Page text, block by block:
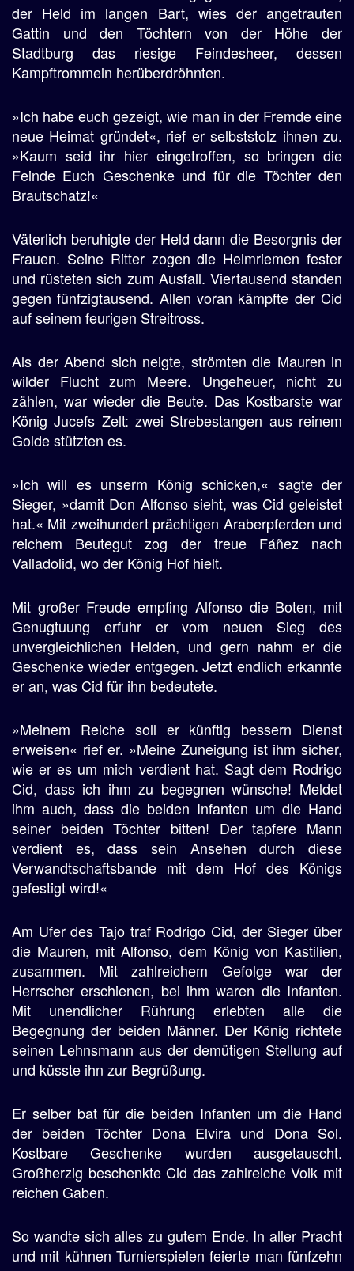
der Held im langen Bart, wies der angetrauten
Gattin und den Töchtern von der Höhe der
Stadtburg das riesige Feindesheer, dessen
Kampftrommeln herüberdröhnten.
»Ich habe euch gezeigt, wie man in der Fremde eine
neue Heimat gründet«, rief er selbststolz ihnen zu.
»Kaum seid ihr hier eingetroffen, so bringen die
Feinde Euch Geschenke und für die Töchter den
Brautschatz!«
Väterlich beruhigte der Held dann die Besorgnis der
Frauen. Seine Ritter zogen die Helmriemen fester
und rüsteten sich zum Ausfall. Viertausend standen
gegen fünfzigtausend. Allen voran kämpfte der Cid
auf seinem feurigen Streitross.
Als der Abend sich neigte, strömten die Mauren in
wilder Flucht zum Meere. Ungeheuer, nicht zu
zählen, war wieder die Beute. Das Kostbarste war
König Jucefs Zelt: zwei Strebestangen aus reinem
Golde stützten es.
»Ich will es unserm König schicken,« sagte der
Sieger, »damit Don Alfonso sieht, was Cid geleistet
hat.« Mit zweihundert prächtigen Araberpferden und
reichem Beutegut zog der treue Fáñez nach
Valladolid, wo der König Hof hielt.
Mit großer Freude empfing Alfonso die Boten, mit
Genugtuung erfuhr er vom neuen Sieg des
unvergleichlichen Helden, und gern nahm er die
Geschenke wieder entgegen. Jetzt endlich erkannte
er an, was Cid für ihn bedeutete.
»Meinem Reiche soll er künftig bessern Dienst
erweisen« rief er. »Meine Zuneigung ist ihm sicher,
wie er es um mich verdient hat. Sagt dem Rodrigo
Cid, dass ich ihm zu begegnen wünsche! Meldet
ihm auch, dass die beiden Infanten um die Hand
seiner beiden Töchter bitten! Der tapfere Mann
verdient es, dass sein Ansehen durch diese
Verwandtschaftsbande mit dem Hof des Königs
gefestigt wird!«
Am Ufer des Tajo traf Rodrigo Cid, der Sieger über
die Mauren, mit Alfonso, dem König von Kastilien,
zusammen. Mit zahlreichem Gefolge war der
Herrscher erschienen, bei ihm waren die Infanten.
Mit unendlicher Rührung erlebten alle die
Begegnung der beiden Männer. Der König richtete
seinen Lehnsmann aus der demütigen Stellung auf
und küsste ihn zur Begrüßung.
Er selber bat für die beiden Infanten um die Hand
der beiden Töchter Dona Elvira und Dona Sol.
Kostbare Geschenke wurden ausgetauscht.
Großherzig beschenkte Cid das zahlreiche Volk mit
reichen Gaben.
So wandte sich alles zu gutem Ende. In aller Pracht
und mit kühnen Turnierspielen feierte man fünfzehn